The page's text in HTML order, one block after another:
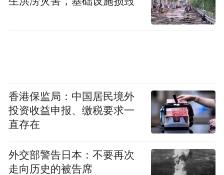
香港保监局：中国居民境外
投资收益申报、缴税要求一
直存在
外交部警告日本：不要再次
走向历史的被告席